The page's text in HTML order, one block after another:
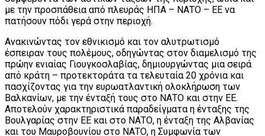
με την προσπάθεια από πλευράς ΗΠΑ – ΝΑΤΟ – ΕΕ να
πατήσουν πόδι γερά στην περιοχή.
Ανακινώντας τον εθνικισμό και τον αλυτρωτισμό
έσπειραν τους πολέμους, οδηγώντας στον διαμελισμό της
πρώην ενιαίας Γιουγκοσλαβίας, δημιουργώντας μια σειρά
από κράτη – προτεκτοράτα τα τελευταία 20 χρόνια και
πασχίζοντας για την ευρωατλαντική ολοκλήρωση των
Βαλκανίων, με την ένταξή τους στο ΝΑΤΟ και στην ΕΕ.
Αποτελούν χαρακτηριστικά παραδείγματα η ένταξης της
Βουλγαρίας στην ΕΕ και στο ΝΑΤΟ, η ένταξη της Αλβανίας
και του Μαυροβουνίου στο ΝΑΤΟ, η Συμφωνία των